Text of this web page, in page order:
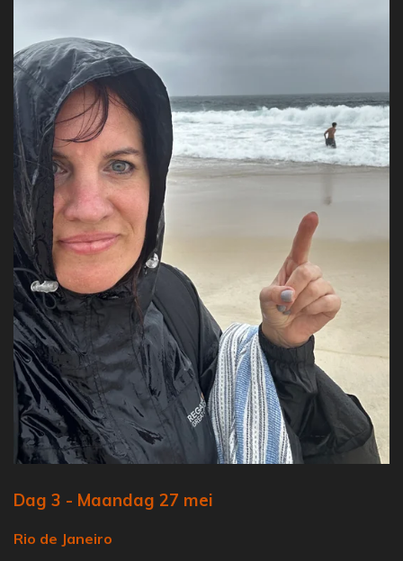
Dag 3 - Maandag 27 mei
Rio de Janeiro